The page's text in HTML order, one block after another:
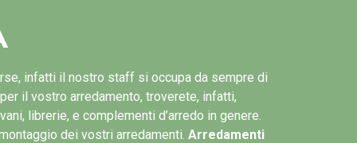
infatti il nostro staff si occupa da sempre di
il vostro arredamento, troverete, infatti,
librerie, e complementi d’arredo in genere.
dei vostri arredamenti. Arredamenti